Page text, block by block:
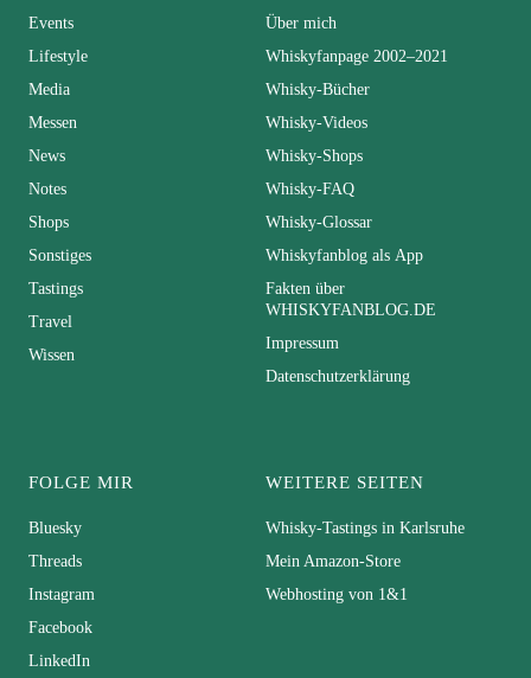
Events
Lifestyle
Media
Messen
News
Notes
Shops
Sonstiges
Tastings
Travel
Wissen
Über mich
Whiskyfanpage 2002–2021
Whisky-Bücher
Whisky-Videos
Whisky-Shops
Whisky-FAQ
Whisky-Glossar
Whiskyfanblog als App
Fakten über
WHISKYFANBLOG.DE
Impressum
Datenschutzerklärung
FOLGE MIR
Bluesky
Threads
Instagram
Facebook
LinkedIn
WEITERE SEITEN
Whisky-Tastings in Karlsruhe
Mein Amazon-Store
Webhosting von 1&1